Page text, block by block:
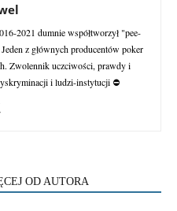
2021 dumnie współtworzył "pee-
z głównych producentów poker
Zwolennik uczciwości, prawdy i
i ludzi-instytucji ⛔
OD AUTORA